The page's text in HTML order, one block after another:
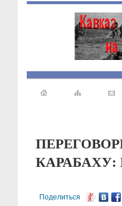
Поделиться